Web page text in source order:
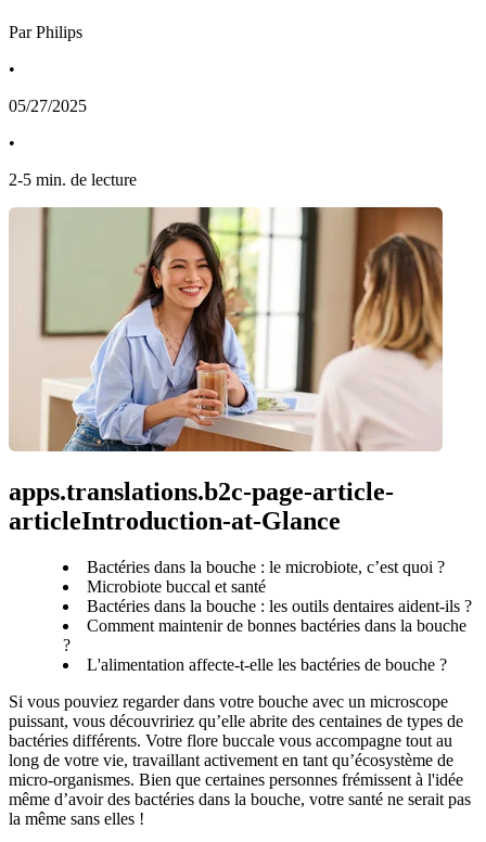
Par Philips
•
05/27/2025
•
2-5 min. de lecture
apps.translations.b2c-page-article-
articleIntroduction-at-Glance
Bactéries dans la bouche : le microbiote, c’est quoi ?
Microbiote buccal et santé
Bactéries dans la bouche : les outils dentaires aident-ils ?
Comment maintenir de bonnes bactéries dans la bouche
?
L'alimentation affecte-t-elle les bactéries de bouche ?
Si vous pouviez regarder dans votre bouche avec un microscope
puissant, vous découvririez qu’elle abrite des centaines de types de
bactéries différents. Votre flore buccale vous accompagne tout au
long de votre vie, travaillant activement en tant qu’écosystème de
micro-organismes. Bien que certaines personnes frémissent à l'idée
même d’avoir des bactéries dans la bouche, votre santé ne serait pas
la même sans elles !